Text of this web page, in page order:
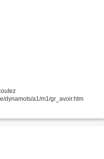
dynamots/a1/m1/gr_avoir.htm